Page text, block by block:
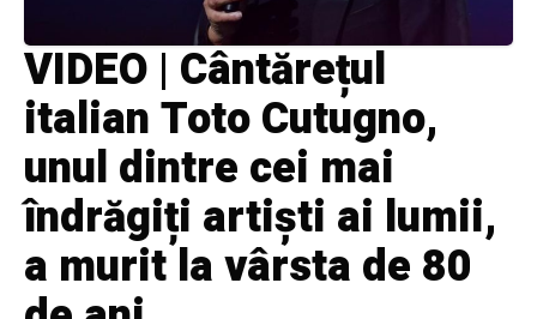
VIDEO | Cântărețul
italian Toto Cutugno,
unul dintre cei mai
îndrăgiți artiști ai lumii,
a murit la vârsta de 80